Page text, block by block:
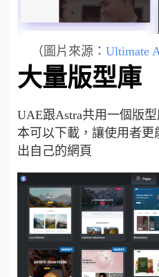
（圖片來源： Ultimate
大量版型庫
UAE跟Astra共用一個版
本可以下載，讓使用者
出自己的網頁